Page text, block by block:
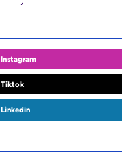
Instagram
Tiktok
Linkedin